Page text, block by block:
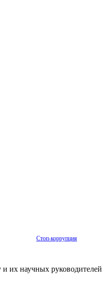
Стоп-коррупция
их научных руководителей